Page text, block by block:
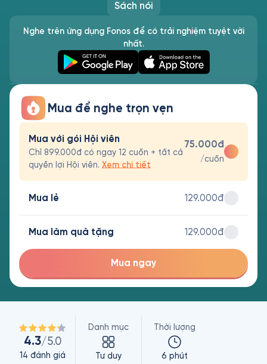
Sách nói
Nghe trên ứng dụng Fonos để có trải nghiệm tuyệt vời
nhất.
Mua để nghe trọn vẹn
Mua với gói Hội viên
Chỉ 899.000đ có ngay 12 cuốn + tất cả
quyền lợi Hội viên. Xem chi tiết
75.000đ
/cuốn
Mua lẻ 129.000đ
Mua làm quà tặng 129.000đ
Mua ngay
4.3/5.0
14 đánh giá
Danh mục
Tư duy
Thời lượng
6 phút